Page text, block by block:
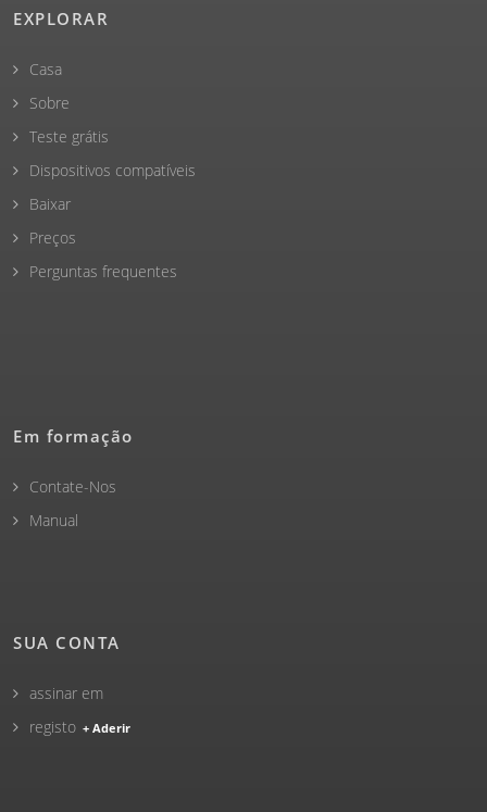
EXPLORAR
Casa
Sobre
Teste grátis
Dispositivos compatíveis
Baixar
Preços
Perguntas frequentes
Em formação
Contate-Nos
Manual
SUA CONTA
assinar em
registo + Aderir